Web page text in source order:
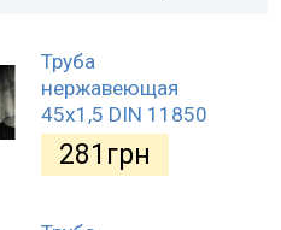
Труба
нержавеющая
45х1,5 DIN 11850
281 грн